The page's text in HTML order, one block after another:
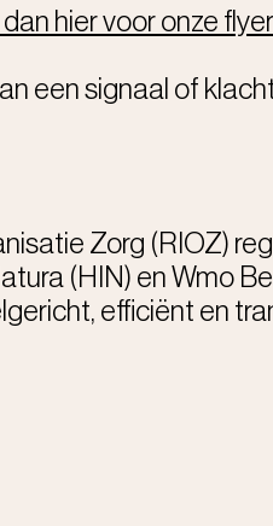
dan hier voor onze flyer
een signaal of
Zorg (RIOZ)
(HIN) en Wmo
efficiënt en